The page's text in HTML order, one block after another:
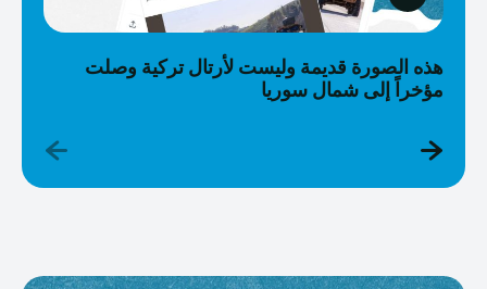
هذه الصورة قديمة وليست لأرتال تركية وصلت
مؤخراً إلى شمال سوريا